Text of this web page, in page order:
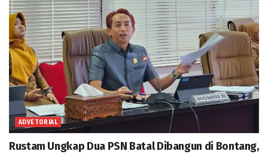
ADVETORIAL
Rustam Ungkap Dua PSN Batal Dibangun di Bontang,